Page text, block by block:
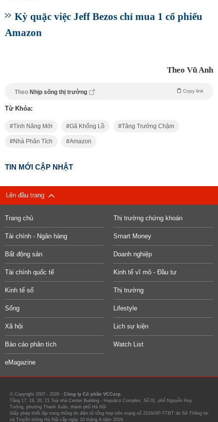
Kỳ quặc việc Jeff Bezos chỉ mua 1 cổ phiếu
Amazon
Theo Vũ Anh
Theo Nhịp sống thị trường Copy link
Từ Khóa:
Tính Năng Mới Gã Khổng Lồ Tăng Trưởng Chậm
Nhà Phân Tích Amazon
TIN MỚI CẬP NHẬT
Lên đầu trang
Trang chủ Thị trường chứng khoán
Tài chính - Ngân hàng Smart Money
Bất động sản Doanh nghiệp
Tài chính quốc tế Kinh tế vĩ mô - Đầu tư
Kinh tế số Thị trường
Sống Lifestyle
Xã hội Lịch sự kiện
Báo cáo phân tích Watch List
eMagazine
© Copyright 2007 - 2026 - Công ty Cổ phần VCCorp.
Tầng 17, 19, 20, 21 Toà nhà Center Building - Hapulico Complex, Số 01, phố Nguyễn Huy
Tưởng, phường Thanh Xuân, thành phố Hà Nội
Giấy phép thiết lập trang thông tin điện tử tổng hợp trên mạng số 2216/GP-TTĐT do Sở Thông tin
và Truyền thông Hà Nội cấp ngày 10 tháng 4 năm 2019.